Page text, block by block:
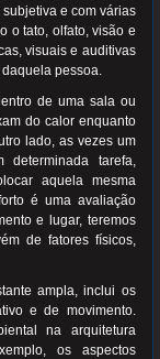
e com várias
o tato, olfato, visão e
visuais e auditivas
pessoa.
de uma sala ou
do calor enquanto
lado, as vezes um
tarefa,
aquela mesma
é uma avaliação
e lugar, teremos
de fatores físicos,
ampla, inclui os
e de movimento.
na arquitetura
os aspectos